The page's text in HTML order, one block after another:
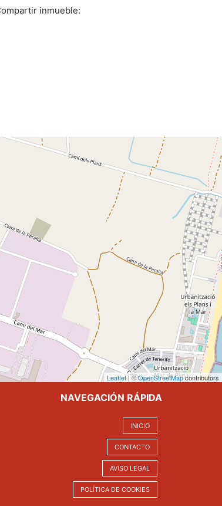
inmueble:
Leaflet| ©OpenStreetMapcontributors
NAVEGACIÓN RÁPIDA
INICIO
CONTACTO
AVISO LEGAL
POLÍTICA DE COOKIES